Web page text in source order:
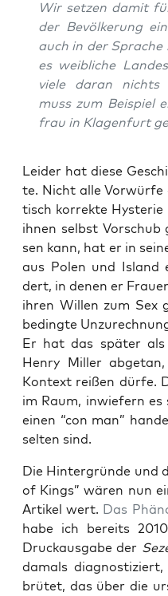
Wir set­zen damit
der Bevöl­ke­rung
auch in der
es weib­li­che
vie­le dar­an nichts
muss zum Bei­spiel
frau in Kla­gen­furt
Lei­der hat die­se
te. Nicht alle
tisch kor­rek­te
ihnen selbst
sen kann, hat er in
aus Polen und Island
dert, in denen er
ihren Wil­len zum
be­ding­te
Er hat das spä­ter
Hen­ry Mil­ler
Kon­text rei­ßen dür­fe.
im Raum, inwie­fern
einen “con man”
sel­ten sind.
Die Hin­ter­grün­de und
of Kings” wären nun
Arti­kel wert. Das
habe ich bereits
Druck­aus­ga­be der
damals
brü­tet, das über die